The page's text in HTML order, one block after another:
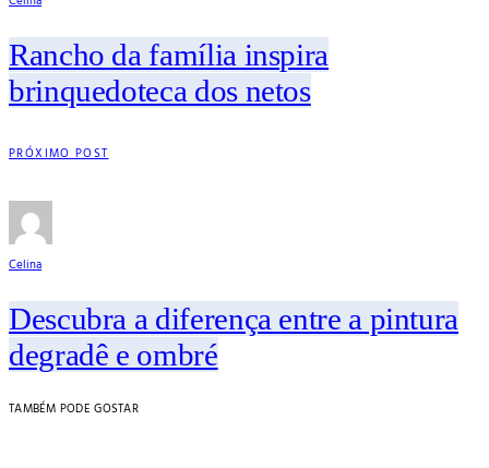
Rancho da família inspira
brinquedoteca dos netos
PRÓXIMO POST
Celina
Descubra a diferença entre a pintura
degradê e ombré
TAMBÉM PODE GOSTAR